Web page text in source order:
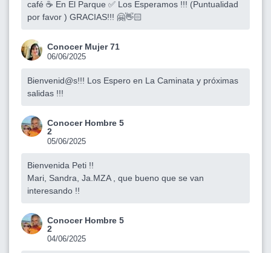
café ☕️ En El Parque ✅️ Los Esperamos !!! (Puntualidad
por favor ) GRACIAS!!! 🤗👋🏻
Conocer Mujer 71
06/06/2025
Bienvenid@s!!! Los Espero en La Caminata y próximas
salidas !!!
Conocer Hombre 5
2
05/06/2025
Bienvenida Peti !!
Mari, Sandra, Ja.MZA , que bueno que se van
interesando !!
Conocer Hombre 5
2
04/06/2025